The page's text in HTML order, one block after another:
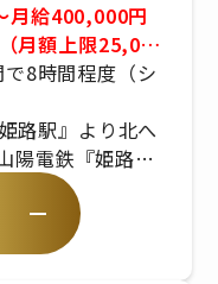
月給400,000円
月額上限25,000
固定残業代手当
経験・年齢・能
昇給あり
8時間程度（シ
路駅』より北へ
陽電鉄『姫路
約12分